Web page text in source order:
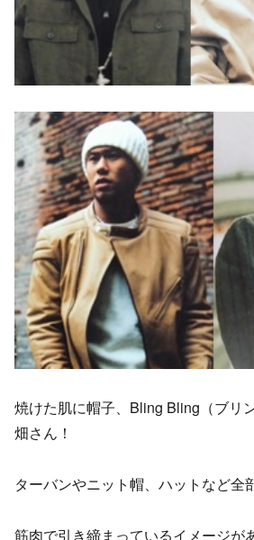
焼けた肌に帽子、Bling Bling（ブリ
畑さん！
ターバンやニット帽、ハットなど全
筋肉で引き締まっているイメージが